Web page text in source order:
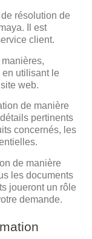
résolution de
Il est
client.
en utilisant le
web.
de manière
pertinents
concernés, les
de manière
les documents
joueront un rôle
demande.